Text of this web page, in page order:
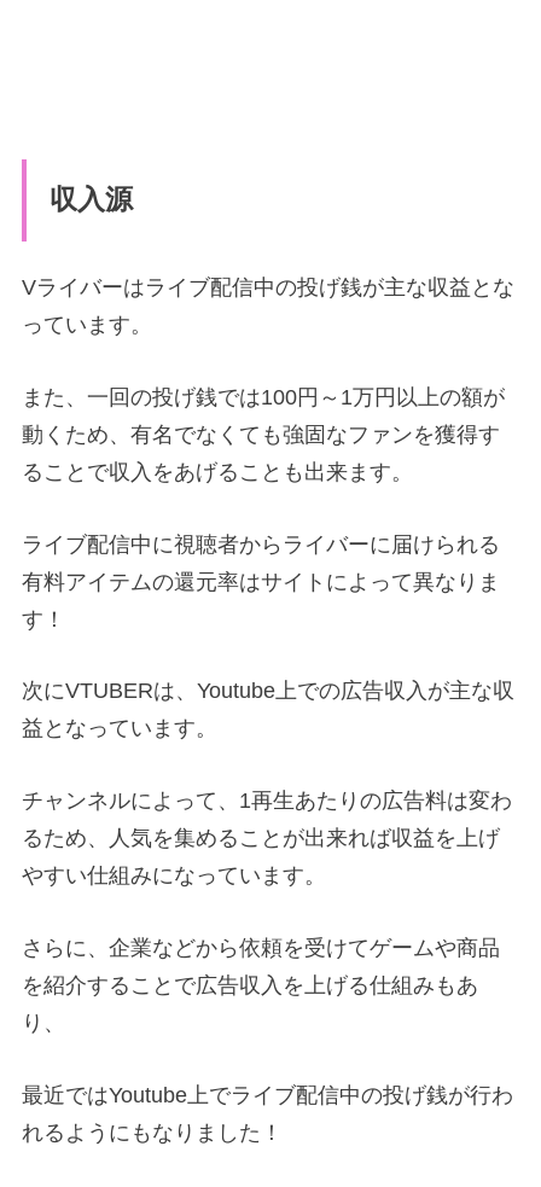
収入源
Vライバーはライブ配信中の投げ銭が主な収益とな
っています。
また、一回の投げ銭では100円～1万円以上の額が
動くため、有名でなくても強固なファンを獲得す
ることで収入をあげることも出来ます。
ライブ配信中に視聴者からライバーに届けられる
有料アイテムの還元率はサイトによって異なりま
す！
次にVTUBERは、Youtube上での広告収入が主な収
益となっています。
チャンネルによって、1再生あたりの広告料は変わ
るため、人気を集めることが出来れば収益を上げ
やすい仕組みになっています。
さらに、企業などから依頼を受けてゲームや商品
を紹介することで広告収入を上げる仕組みもあ
り、
最近ではYoutube上でライブ配信中の投げ銭が行わ
れるようにもなりました！